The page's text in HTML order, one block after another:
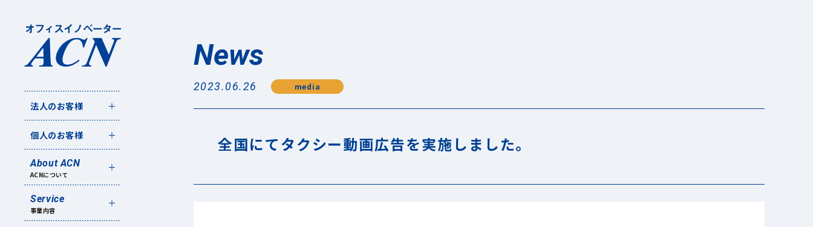
法人のお客様
個人のお客様
About ACN
ACNについて
Service
事業内容
News
2023.06.26 media
全国にてタクシー動画広告を実施しました。